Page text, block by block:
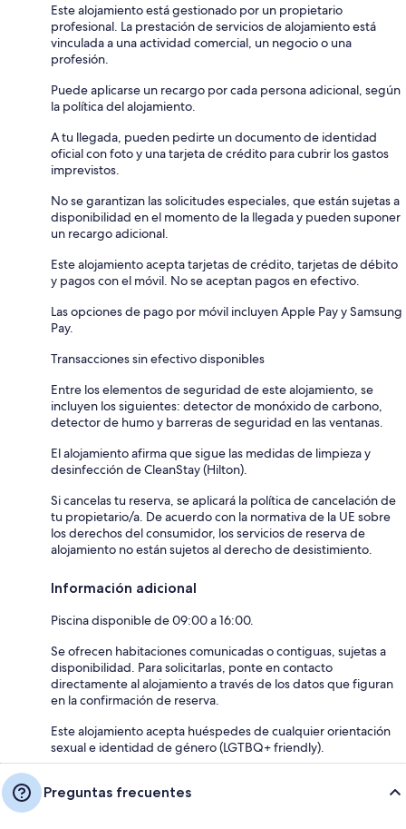
Este alojamiento está gestionado por un propietario
profesional. La prestación de servicios de alojamiento está
vinculada a una actividad comercial, un negocio o una
profesión.
Puede aplicarse un recargo por cada persona adicional, según
la política del alojamiento.
A tu llegada, pueden pedirte un documento de identidad
oficial con foto y una tarjeta de crédito para cubrir los gastos
imprevistos.
No se garantizan las solicitudes especiales, que están sujetas a
disponibilidad en el momento de la llegada y pueden suponer
un recargo adicional.
Este alojamiento acepta tarjetas de crédito, tarjetas de débito
y pagos con el móvil. No se aceptan pagos en efectivo.
Las opciones de pago por móvil incluyen Apple Pay y Samsung
Pay.
Transacciones sin efectivo disponibles
Entre los elementos de seguridad de este alojamiento, se
incluyen los siguientes: detector de monóxido de carbono,
detector de humo y barreras de seguridad en las ventanas.
El alojamiento afirma que sigue las medidas de limpieza y
desinfección de CleanStay (Hilton).
Si cancelas tu reserva, se aplicará la política de cancelación de
tu propietario/a. De acuerdo con la normativa de la UE sobre
los derechos del consumidor, los servicios de reserva de
alojamiento no están sujetos al derecho de desistimiento.
Información adicional
Piscina disponible de 09:00 a 16:00.
Se ofrecen habitaciones comunicadas o contiguas, sujetas a
disponibilidad. Para solicitarlas, ponte en contacto
directamente al alojamiento a través de los datos que figuran
en la confirmación de reserva.
Este alojamiento acepta huéspedes de cualquier orientación
sexual e identidad de género (LGTBQ+ friendly).
Preguntas frecuentes